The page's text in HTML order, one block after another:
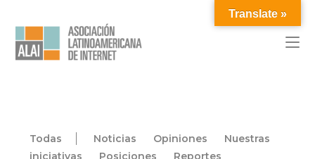
Todas Noticias Opiniones
Nuestras
iniciativas
Posiciones Reportes
Translate »